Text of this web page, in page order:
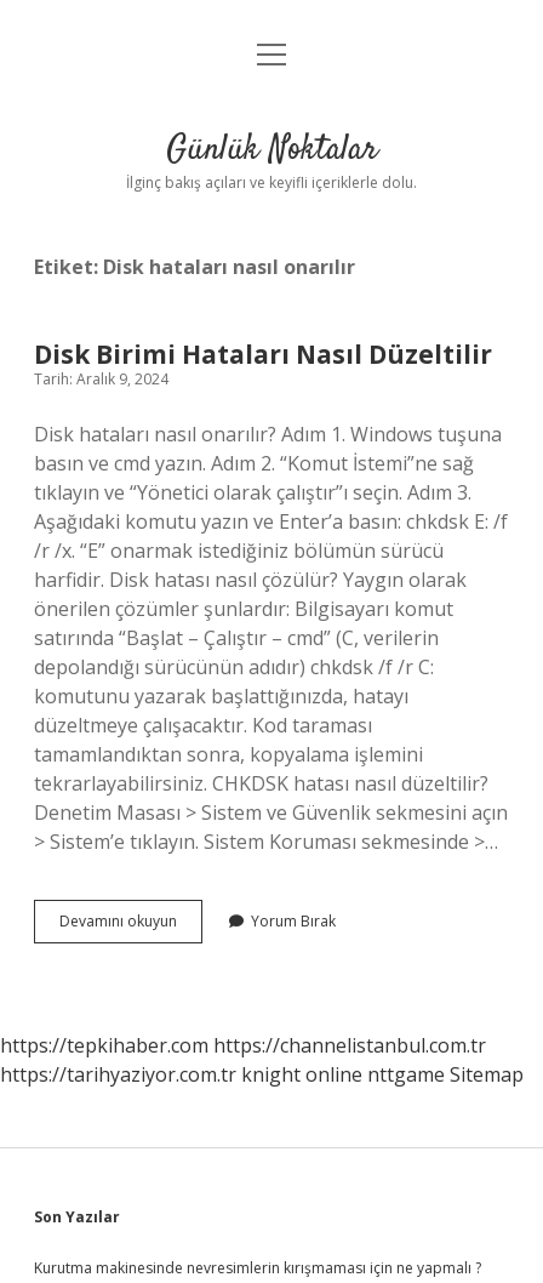
Anasayfa
Yasal Uyarı
menüyü
Günlük Noktalar
İlginç bakış açıları ve keyifli içeriklerle dolu.
Etiket: Disk hataları nasıl onarılır
Disk Birimi Hataları Nasıl Düzeltilir
Tarih: Aralık 9, 2024
Disk hataları nasıl onarılır? Adım 1. Windows tuşuna
basın ve cmd yazın. Adım 2. “Komut İstemi”ne sağ
tıklayın ve “Yönetici olarak çalıştır”ı seçin. Adım 3.
Aşağıdaki komutu yazın ve Enter’a basın: chkdsk E: /f
/r /x. “E” onarmak istediğiniz bölümün sürücü
harfidir. Disk hatası nasıl çözülür? Yaygın olarak
önerilen çözümler şunlardır: Bilgisayarı komut
satırında “Başlat – Çalıştır – cmd” (C, verilerin
depolandığı sürücünün adıdır) chkdsk /f /r C:
komutunu yazarak başlattığınızda, hatayı
düzeltmeye çalışacaktır. Kod taraması
tamamlandıktan sonra, kopyalama işlemini
tekrarlayabilirsiniz. CHKDSK hatası nasıl düzeltilir?
Denetim Masası > Sistem ve Güvenlik sekmesini açın
> Sistem’e tıklayın. Sistem Koruması sekmesinde >…
Devamını okuyun
Birimi
Yorum Bırak
https://tepkihaber.com https://channelistanbul.com.tr
https://tarihyaziyor.com.tr knight online nttgame Sitemap
Sidebar
Son Yazılar
Kurutma makinesinde nevresimlerin kırışmaması için ne yapmalı ?